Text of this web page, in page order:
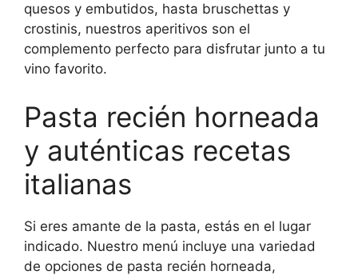
quesos y embutidos, hasta bruschettas y
crostinis, nuestros aperitivos son el
complemento perfecto para disfrutar junto a tu
vino favorito.
Pasta recién horneada
y auténticas recetas
italianas
Si eres amante de la pasta, estás en el lugar
indicado. Nuestro menú incluye una variedad
de opciones de pasta recién horneada,